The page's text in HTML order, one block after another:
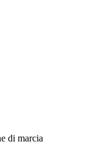
di marcia